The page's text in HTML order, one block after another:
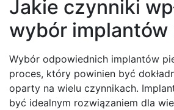
Jakie czynniki
wybór implantów
Wybór odpowiednich implantów
proces, który powinien być
oparty na wielu czynnikach.
być idealnym rozwiązaniem dla